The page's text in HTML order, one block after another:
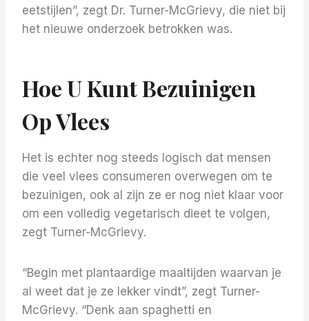
eetstijlen”, zegt Dr. Turner-McGrievy, die niet bij
het nieuwe onderzoek betrokken was.
Hoe U Kunt Bezuinigen
Op Vlees
Het is echter nog steeds logisch dat mensen
die veel vlees consumeren overwegen om te
bezuinigen, ook al zijn ze er nog niet klaar voor
om een ​​volledig vegetarisch dieet te volgen,
zegt Turner-McGrievy.
“Begin met plantaardige maaltijden waarvan je
al weet dat je ze lekker vindt”, zegt Turner-
McGrievy. “Denk aan spaghetti en